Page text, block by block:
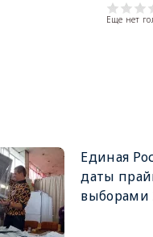
Еще нет
Единая
даты
выборами